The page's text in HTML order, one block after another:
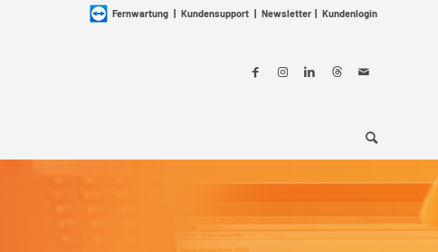
Fernwartung | Kundensupport | Newsletter | Kundenlogin